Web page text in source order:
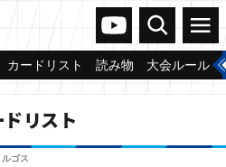
ヴァンガードch
検索 メニュー
カードリスト 読み物 大会ルール
リスト
ゴス